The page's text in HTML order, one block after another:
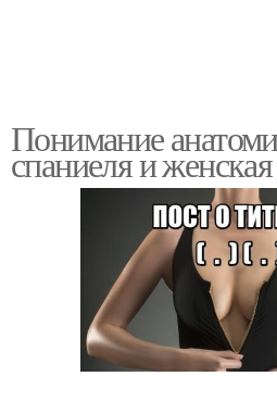
Понимание
спаниеля и